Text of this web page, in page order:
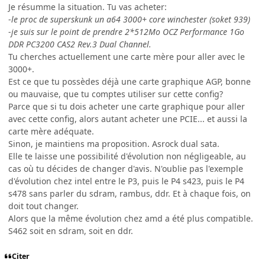
Je résumme la situation. Tu vas acheter:
-le proc de superskunk un a64 3000+ core winchester (soket 939)
-je suis sur le point de prendre 2*512Mo OCZ Performance 1Go
DDR PC3200 CAS2 Rev.3 Dual Channel.
Tu cherches actuellement une carte mère pour aller avec le
3000+.
Est ce que tu possèdes déjà une carte graphique AGP, bonne
ou mauvaise, que tu comptes utiliser sur cette config?
Parce que si tu dois acheter une carte graphique pour aller
avec cette config, alors autant acheter une PCIE... et aussi la
carte mère adéquate.
Sinon, je maintiens ma proposition. Asrock dual sata.
Elle te laisse une possibilité d'évolution non négligeable, au
cas où tu décides de changer d'avis. N'oublie pas l'exemple
d'évolution chez intel entre le P3, puis le P4 s423, puis le P4
s478 sans parler du sdram, rambus, ddr. Et à chaque fois, on
doit tout changer.
Alors que la même évolution chez amd a été plus compatible.
S462 soit en sdram, soit en ddr.
Citer